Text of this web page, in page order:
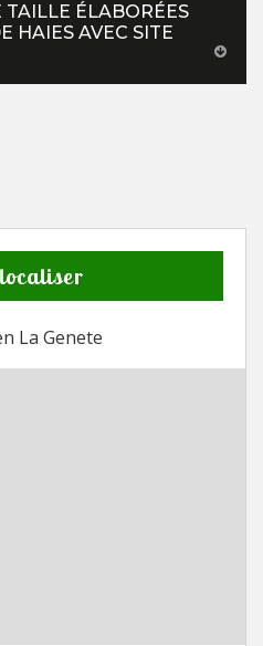
TAILLE ÉLABORÉES
HAIES AVEC SITE
La Genete